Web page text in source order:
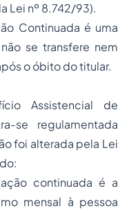
Lei nº 8.742/93).
Continuada é uma
se transfere nem
o óbito do titular.
Assistencial de
se regulamentada
foi alterada pela Lei
continuada é a
mensal à pessoa